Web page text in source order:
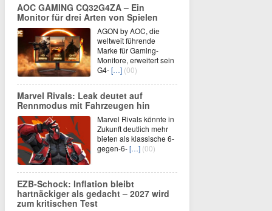
AOC GAMING CQ32G4ZA – Ein
Monitor für drei Arten von Spielen
AGON by AOC, die
weltweit führende
Marke für Gaming-
Monitore, erweitert sein
G4-[…] (00)
Marvel Rivals: Leak deutet auf
Rennmodus mit Fahrzeugen hin
Marvel Rivals könnte in
Zukunft deutlich mehr
bieten als klassische 6-
gegen-6-[…] (00)
EZB-Schock: Inflation bleibt
hartnäckiger als gedacht – 2027 wird
zum kritischen Test